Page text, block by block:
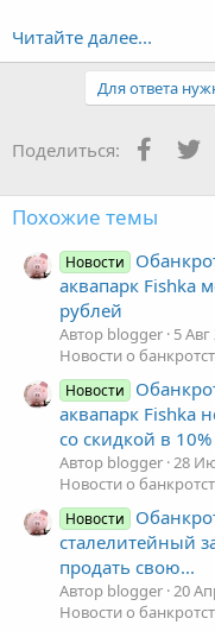
Читайте далее...
Для ответа
Поделиться:
Похожие темы
Новости
аквапарк Fishka
рублей
Автор blogger 5 Авг
Новости о
Новости
аквапарк Fishka
со скидкой в 10%
Автор blogger 28
Новости о
Новости
сталелитейный
продать свою...
Автор blogger 20
Новости о